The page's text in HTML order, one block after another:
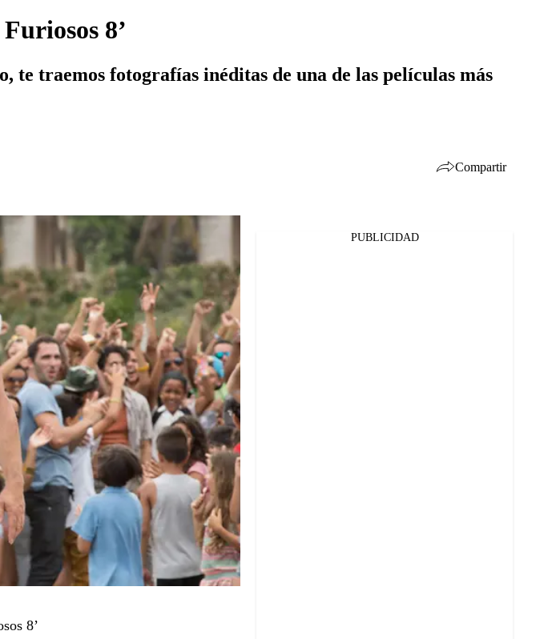
8’
te traemos fotografías inéditas de una de las películas más
Compartir
Twitter
Whatsapp
8’
PUBLICIDAD